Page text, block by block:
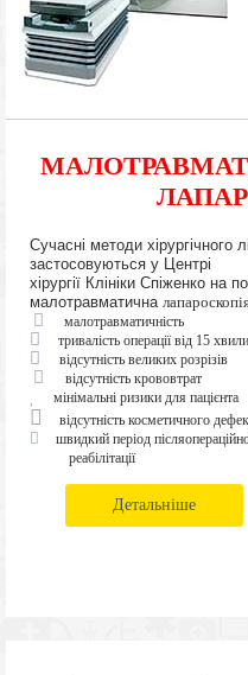
Сучасні методи хірургічного
застосовуються у Центрі
хірургії Клініки Спіженко на
малотравматична
малотравматичність
тривалість операції від 15
відсутність великих розрізів
відсутність крововтрат
мінімальні ризики для пацієнта
відсутність косметичного
швидкий період
реабілітації
Детальніше